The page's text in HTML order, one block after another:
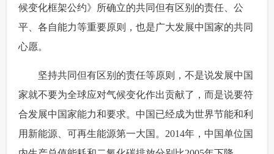
候变化框架公约》所确立的共同但有区别的责任、公
平、各自能力等重要原则，也是广大发展中国家的共同
心愿。
坚持共同但有区别的责任等原则，不是说发展中国
家就不要为全球应对气候变化作出贡献了，而是说要符
合发展中国家能力和要求。中国已经成为世界节能和利
用新能源、可再生能源第一大国。2014年，中国单位国